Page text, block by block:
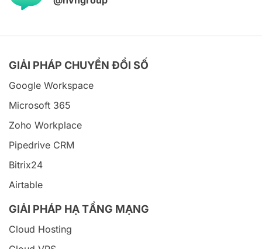
GIẢI PHÁP CHUYỂN ĐỔI SỐ
Google Workspace
Microsoft 365
Zoho Workplace
Pipedrive CRM
Bitrix24
Airtable
GIẢI PHÁP HẠ TẦNG MẠNG
Cloud Hosting